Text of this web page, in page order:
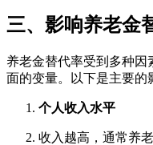
三、影响养老金
养老金替代率受到多种
面的变量。以下是主要的
个人收入水平
收入越高，通常养